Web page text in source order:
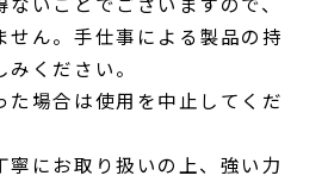
せん。手仕事による製品の持
ください。
た場合は使用を中止してくだ
寧にお取り扱いの上、強い力